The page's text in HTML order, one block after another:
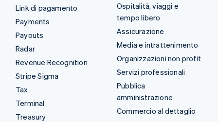
Link di pagamento
Payments
Payouts
Radar
Revenue Recognition
Stripe Sigma
Tax
Terminal
Treasury
Ospitalità, viaggi e
tempo libero
Assicurazione
Media e intrattenimento
Organizzazioni non profit
Servizi professionali
Pubblica
amministrazione
Commercio al dettaglio